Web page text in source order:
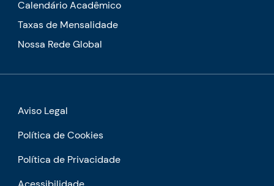
Calendário Acadêmico
Taxas de Mensalidade
Nossa Rede Global
Aviso Legal
Política de Cookies
Política de Privacidade